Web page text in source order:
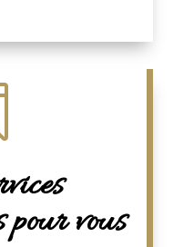
pour vous